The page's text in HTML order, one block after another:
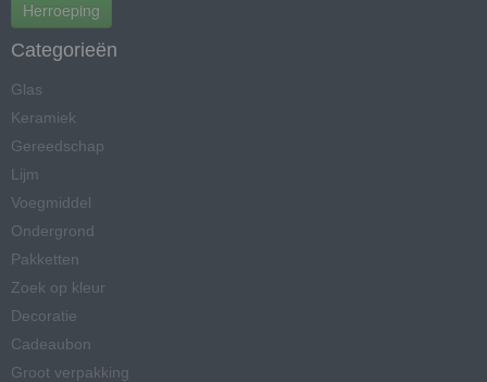
Herroeping
Categorieën
Glas
Keramiek
Gereedschap
Lijm
Voegmiddel
Ondergrond
Pakketten
Zoek op kleur
Decoratie
Cadeaubon
Groot verpakking